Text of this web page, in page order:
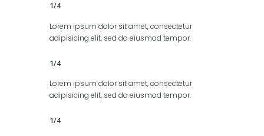
1/4
Lorem ipsum dolor sit amet, consectetur
adipisicing elit, sed do eiusmod tempor.
1/4
Lorem ipsum dolor sit amet, consectetur
adipisicing elit, sed do eiusmod tempor.
1/4